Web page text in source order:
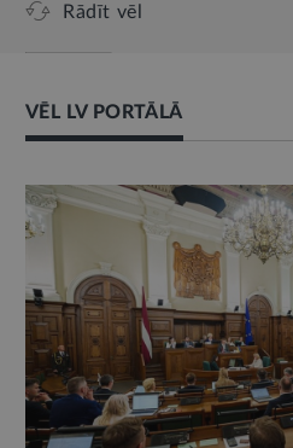
Rādīt vēl
VĒL LV PORTĀLĀ